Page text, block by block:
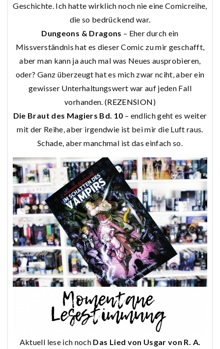
Geschichte. Ich hatte wirklich noch nie eine Comicreihe,
die so bedrückend war.
Dungeons & Dragons – Eher durch ein
Missverständnis hat es dieser Comic zu mir geschafft,
aber man kann ja auch mal was Neues ausprobieren,
oder? Ganz überzeugt hat es mich zwar nciht, aber ein
gewisser Unterhaltungswert war auf jeden Fall
vorhanden. (REZENSION)
Die Braut des Magiers Bd. 10 – endlich geht es weiter
mit der Reihe, aber irgendwie ist bei mir die Luft raus.
Schade, aber manchmal ist das einfach so.
Aktuell lese ich noch Das Lied von Usgar von R. A.